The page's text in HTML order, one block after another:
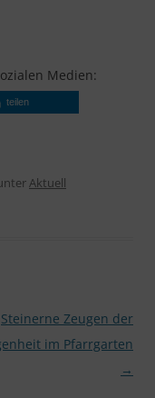
Medien:
teilen
Aktuell
Steinerne Zeugen der
im Pfarrgarten
→